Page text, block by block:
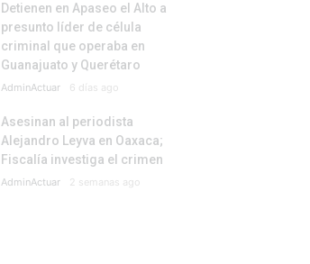
Detienen en Apaseo el Alto a
presunto líder de célula
criminal que operaba en
Guanajuato y Querétaro
AdminActuar 6 días ago
Asesinan al periodista
Alejandro Leyva en Oaxaca;
Fiscalía investiga el crimen
AdminActuar 2 semanas ago